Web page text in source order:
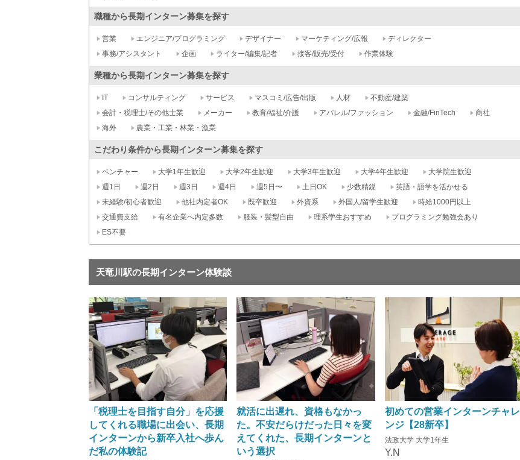
職種から長期インターン募集を探す
営業 エンジニア/プログラミング デザイナー マーケティング/広報
ディレクター
事務/アシスタント
企画 ライター/編集/記者 接客/販売/受付 作業体験
業種から長期インターン募集を探す
IT コンサルティング サービス マスコミ/広告/出版 人材
不動産/建築
会計・税理士/その他士業
メーカー 教育/福祉/介護 アパレル/ファッション 金融/FinTech
商社
海外
農業・工業・林業・漁業
こだわり条件から長期インターン募集を探す
ベンチャー 大学1年生歓迎 大学2年生歓迎 大学3年生歓迎 大学4年生歓迎
大学院生歓迎
週1日
週2日 週3日 週4日 週5日〜 土日OK 少数精鋭
英語・語学を活かせる
未経験/初心者歓迎
他社内定者OK 既卒歓迎 外資系 外国人/留学生歓迎
時給1000円以上
交通費支給
有名企業へ内定多数 服装・髪型自由 理系学生おすすめ
プログラミング勉強会あり
ES不要
天竜川駅の長期インターン体験談
「税理士を目指す自分」を応援
してくれる職場に出会い、長期
インターンから新卒入社へ歩ん
だ私の体験記
就活に出遅れ、資格もなかっ
た。不安だらけだった日々を変
えてくれた、長期インターンと
いう選択
初めての営業インターンチャレ
ンジ【28新卒】
法政大学 大学1年生
Y.N